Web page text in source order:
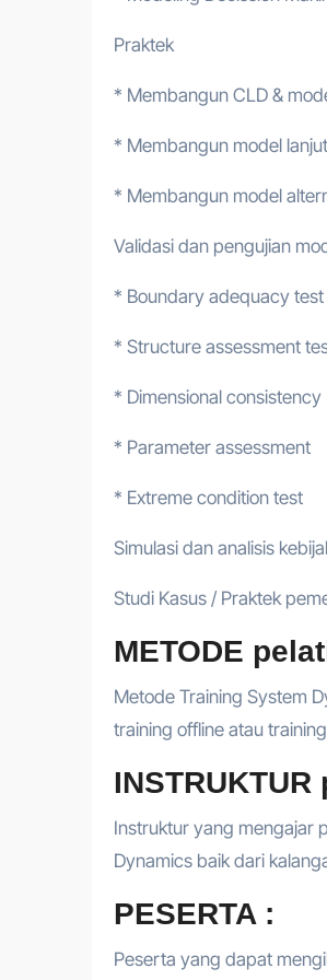
Praktek
* Membangun CLD &
* Membangun model
* Membangun model
Validasi dan pengujian
* Boundary adequacy test
* Structure assessment
* Dimensional consistency
* Parameter assessment
* Extreme condition test
Simulasi dan analisis
Studi Kasus / Praktek
METODE
Metode Training System
training offline atau
Instruktur yang mengajar
Dynamics baik dari
PESERTA :
Peserta yang dapat